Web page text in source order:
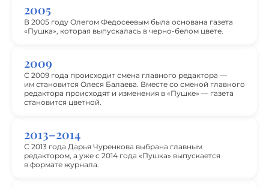
2005
В 2005 году Олегом Федосеевым была основана газета
«Пушка», которая выпускалась в черно-белом цвете.
2009
С 2009 года происходит смена главного редактора —
им становится Олеся Балаева. Вместе со сменой главного
редактора происходят и изменения в «Пушке» — газета
становится цветной.
2013–2014
С 2013 года Дарья Чуренкова выбрана главным
редактором, а уже с 2014 года «Пушка» выпускается
в формате журнала.